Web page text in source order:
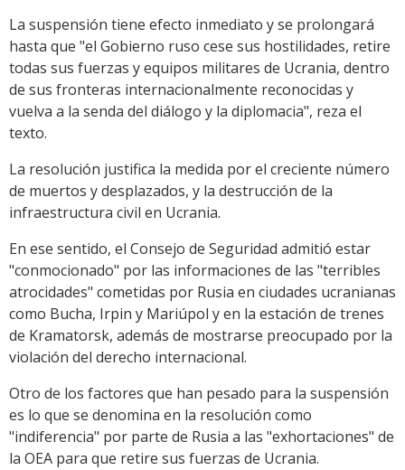
La suspensión tiene efecto inmediato y se prolongará
hasta que "el Gobierno ruso cese sus hostilidades, retire
todas sus fuerzas y equipos militares de Ucrania, dentro
de sus fronteras internacionalmente reconocidas y
vuelva a la senda del diálogo y la diplomacia", reza el
texto.
La resolución justifica la medida por el creciente número
de muertos y desplazados, y la destrucción de la
infraestructura civil en Ucrania.
En ese sentido, el Consejo de Seguridad admitió estar
"conmocionado" por las informaciones de las "terribles
atrocidades" cometidas por Rusia en ciudades ucranianas
como Bucha, Irpin y Mariúpol y en la estación de trenes
de Kramatorsk, además de mostrarse preocupado por la
violación del derecho internacional.
Otro de los factores que han pesado para la suspensión
es lo que se denomina en la resolución como
"indiferencia" por parte de Rusia a las "exhortaciones" de
la OEA para que retire sus fuerzas de Ucrania.